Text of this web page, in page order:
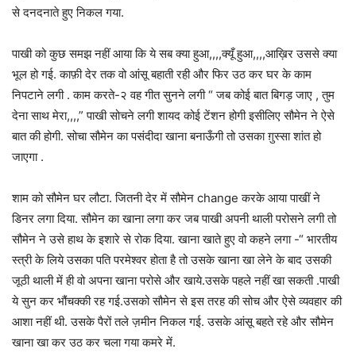
से दनदनाते हुए निकल गया.
पाखी को कुछ समझ नहीं आया कि ये सब क्या हुआ,,,,क्यूँ हुआ,,,,आख़िर उससे क्या
भूल हो गई. काफ़ी देर तक वो आंसू बहाती रही और फिर उठ कर घर के काम
निपटाने लगी . काम करते-२ वह गीत सुनने लगी “ जब कोई बात बिगड़ जाए , तुम
देना साथ मेरा,,,,” पाखी सोचने लगी शायद कोई टेंशन होगी इसीलिए सौमेन ने ऐसे
बात की होगी. सोचा सौमेन का पसंदीदा खाना बनाऊँगी तो उसका ग़ुस्सा शांत हो
जाएगा .
शाम को सौमेन घर लौटा. जितनी देर में सौमेन change करके आया पाखीं ने
डिनर लगा दिया. सौमेन का खाना लगा कर जब पाखी अपनी थाली परोसने लगी तो
सौमेन ने उसे हाथ के इशारे से रोक दिया. खाना खाते हुए वो कहने लगा -“ भारतीय
स्त्री के लिये उसका पति परमेश्वर होता है तो उसके खाना खा लेने के बाद उसकी
जूठी थाली में ही वो अपना खाना परोसे और खाये.उसके पहले नहीं खा सकती .पाखी
ये सुन कर भौंचक्की रह गई.उसको सौमेन से इस तरह की सोच और ऐसे व्यवहार की
आशा नहीं थी. उसके पैरों तले ज़मीन निकल गई. उसके आंसू बहते रहे और सौमेन
खाना खा कर उठ कर चला गया कमरे में.